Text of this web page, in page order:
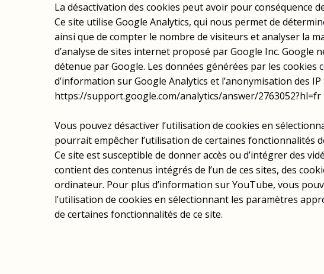
La désactivation des cookies peut avoir pour conséquence
Ce site utilise Google Analytics, qui nous permet de
ainsi que de compter le nombre de visiteurs et analyser la
d’analyse de sites internet proposé par Google Inc.
détenue par Google. Les données générées par les
d’information sur Google Analytics et l’anonymisation
https://support.google.com/analytics/answer/2763052?hl=fr
Vous pouvez désactiver l’utilisation de cookies en
pourrait empêcher l’utilisation de certaines fonctionnalités
Ce site est susceptible de donner accès ou d’intégrer des
contient des contenus intégrés de l’un de ces sites, des
ordinateur. Pour plus d’information sur YouTube, vous
l’utilisation de cookies en sélectionnant les paramètres
de certaines fonctionnalités de ce site.